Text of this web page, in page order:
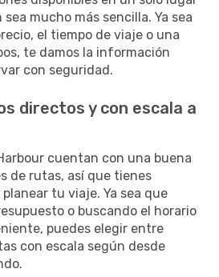
mucho más sencilla. Ya sea
el tiempo de viaje o una
te damos la información
con seguridad.
directos y con escala a
cuentan con una buena
de rutas, así que tienes
tu viaje. Ya sea que
o buscando el horario
puedes elegir entre
con escala según desde